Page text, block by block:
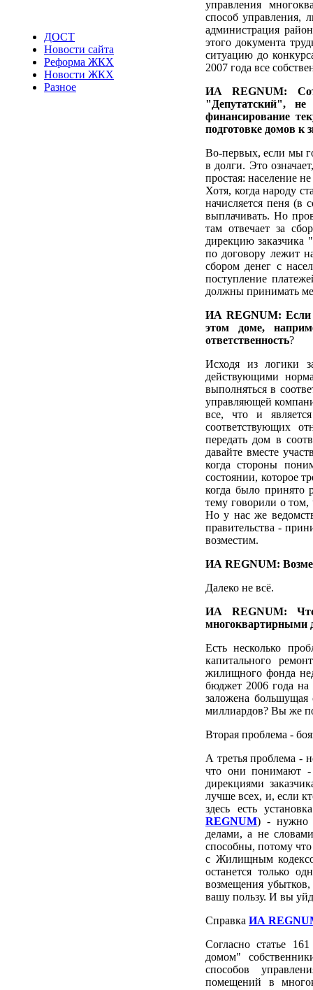
ДОСТ
Новости сайта
Реформа ЖКХ
Новости ЖКХ
Разное
управления
способ управления,
администрация
этого документа
ситуацию до
2007 года все
ИА REGNUM:
"Депутатский",
финансирование
подготовке домов к
Во-первых, если мы
в долги. Это
простая: население
Хотя, когда народу
начисляется пеня (в
выплачивать. Но
там отвечает за
дирекцию заказчика
по договору лежит
сбором денег с
поступление
должны принимать
ИА REGNUM: Если
этом доме,
ответственность?
Исходя из логики
действующими
выполняться в
управляющей
все, что и
соответствующих
передать дом в
давайте вместе
когда стороны
состоянии, которое
когда было принято
тему говорили о том,
Но у нас же
правительства -
возместим.
ИА REGNUM:
Далеко не всё.
ИА REGNUM: Что
многоквартирными
Есть несколько
капитального
жилищного фонда
бюджет 2006 года на
заложена
миллиардов? Вы же
Вторая проблема -
А третья проблема -
что они понимают -
дирекциями
лучше всех, и, если
здесь есть
REGNUM) - нужно
делами, а не
способны, потому
с Жилищным
останется только
возмещения
вашу пользу. И вы
Справка ИА
Согласно статье
домом"
способов
помещений в